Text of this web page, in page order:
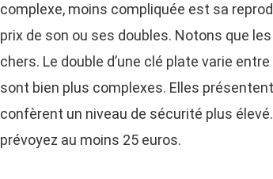
complexe, moins compliquée est sa
prix de son ou ses doubles. Notons que
chers. Le double d’une clé plate varie
sont bien plus complexes. Elles
confèrent un niveau de sécurité plus
prévoyez au moins 25 euros.